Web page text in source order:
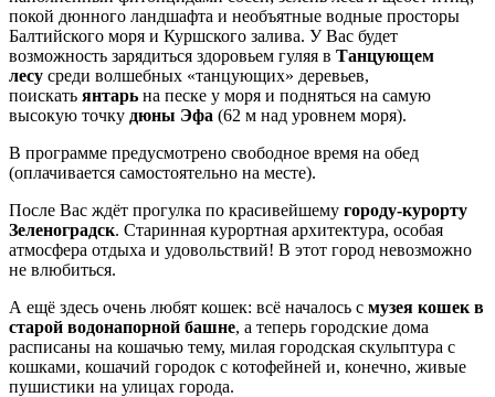
покой дюнного ландшафта и необъятные водные просторы
Балтийского моря и Куршского залива. У Вас будет
возможность зарядиться здоровьем гуляя в Танцующем
лесу среди волшебных «танцующих» деревьев,
поискать янтарь на песке у моря и подняться на самую
высокую точку дюны Эфа (62 м над уровнем моря).
В программе предусмотрено свободное время на обед
(оплачивается самостоятельно на месте).
После Вас ждёт прогулка по красивейшему городу-курорту
Зеленоградск. Старинная курортная архитектура, особая
атмосфера отдыха и удовольствий! В этот город невозможно
не влюбиться.
А ещё здесь очень любят кошек: всё началось с музея кошек в
старой водонапорной башне, а теперь городские дома
расписаны на кошачью тему, милая городская скульптура с
кошками, кошачий городок с котофейней и, конечно, живые
пушистики на улицах города.